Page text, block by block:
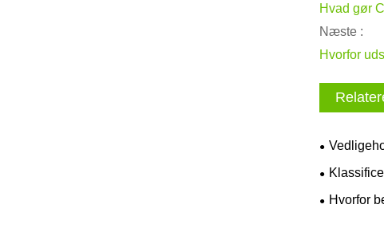
Hvad gør
Næste :
Hvorfor
Hvorfor